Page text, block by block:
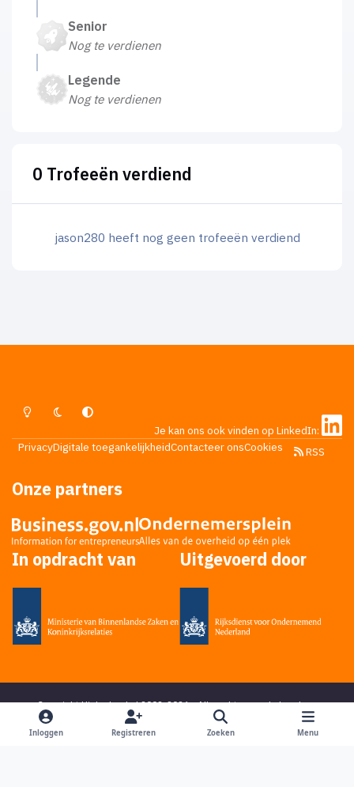
Senior
Nog te verdienen
Legende
Nog te verdienen
0 Trofeeën verdiend
jason280 heeft nog geen trofeeën verdiend
Lichte ModusDonkere ModusSysteemvoorkeur
Je kan ons ook vinden op LinkedIn:
PrivacyDigitale toegankelijkheidContacteer onsCookies RSS
Onze partners
In opdracht van Uitgevoerd door
Copyright Higherlevel.nl 2002-2026 - Alle rechten voorbehouden -
Privacy statement
- Powered by &DoReply
en bedacht door
Inloggen Registreren Zoeken Menu